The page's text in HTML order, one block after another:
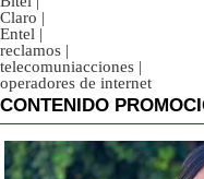
Claro |
Entel |
reclamos |
telecomuniacciones |
operadores de internet